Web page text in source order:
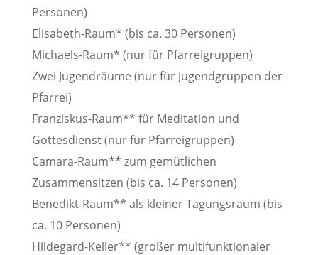
Personen)
Elisabeth-Raum* (bis ca. 30 Personen)
Michaels-Raum* (nur für Pfarreigruppen)
Zwei Jugendräume (nur für Jugendgruppen der
Pfarrei)
Franziskus-Raum** für Meditation und
Gottesdienst (nur für Pfarreigruppen)
Camara-Raum** zum gemütlichen
Zusammensitzen (bis ca. 14 Personen)
Benedikt-Raum** als kleiner Tagungsraum (bis
ca. 10 Personen)
Hildegard-Keller** (großer multifunktionaler